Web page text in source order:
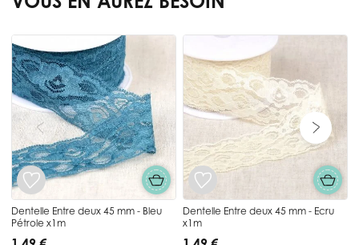
Press to skip carousel
Dentelle Entre deux 45 mm - Bleu
Pétrole x1m
Dentelle Entre deux 45 mm - Ecru
x1m